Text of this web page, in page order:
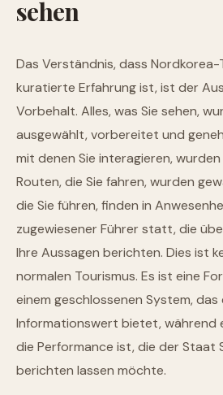
sehen
Das Verständnis, dass Nordkorea-
kuratierte Erfahrung ist, ist der
Vorbehalt. Alles, was Sie sehen,
ausgewählt, vorbereitet und
mit denen Sie interagieren, wurden
Routen, die Sie fahren, wurden
die Sie führen, finden in
zugewiesener Führer statt, die
Ihre Aussagen berichten. Dies ist
normalen Tourismus. Es ist eine
einem geschlossenen System,
Informationswert bietet, während
die Performance ist, die der Staat
berichten lassen möchte.